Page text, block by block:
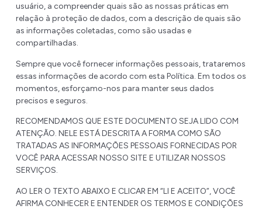
usuário, a compreender quais são as nossas práticas em
relação à proteção de dados, com a descrição de quais são
as informações coletadas, como são usadas e
compartilhadas.
Sempre que você fornecer informações pessoais, trataremos
essas informações de acordo com esta Política. Em todos os
momentos, esforçamo-nos para manter seus dados
precisos e seguros.
RECOMENDAMOS QUE ESTE DOCUMENTO SEJA LIDO COM
ATENÇÃO. NELE ESTÁ DESCRITA A FORMA COMO SÃO
TRATADAS AS INFORMAÇÕES PESSOAIS FORNECIDAS POR
VOCÊ PARA ACESSAR NOSSO SITE E UTILIZAR NOSSOS
SERVIÇOS.
AO LER O TEXTO ABAIXO E CLICAR EM “LI E ACEITO”, VOCÊ
AFIRMA CONHECER E ENTENDER OS TERMOS E CONDIÇÕES